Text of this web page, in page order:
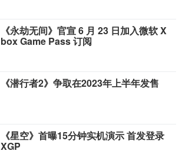
《永劫无间》官宣 6 月 23 日加入微软 X
box Game Pass 订阅
《潜行者2》争取在2023年上半年发售
《星空》首曝15分钟实机演示 首发登录
XGP